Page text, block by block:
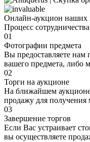
Онлайн-аукцион наших
Процесс
01
Фотографии предмета
Вы предоставляете нам
вашего предмета, либо
02
Торги на аукционе
На ближайшем
продажу для
03
Завершение торгов
Если Вас устраивает
вы осуществляете